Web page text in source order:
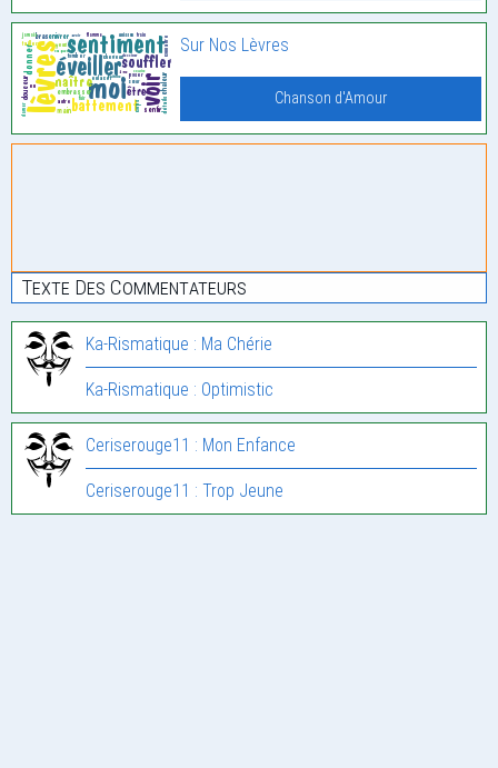
Sur Nos Lèvres
Chanson d'Amour
Texte Des Commentateurs
Ka-Rismatique : Ma Chérie
Ka-Rismatique : Optimistic
Ceriserouge11 : Mon Enfance
Ceriserouge11 : Trop Jeune